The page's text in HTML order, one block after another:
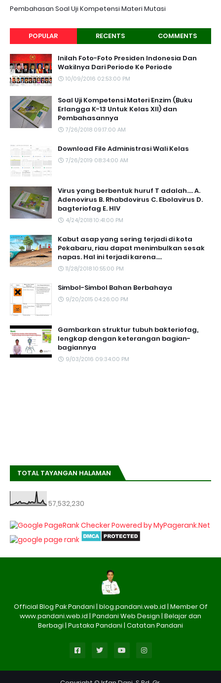
Pembahasan Soal Uji Kompetensi Materi Mutasi
POPULAR RECENTS COMMENTS
Inilah Foto-Foto Presiden Indonesia Dan
Wakilnya Dari Periode Ke Periode
10/09/2016 02:53:00 PM
Soal Uji Kompetensi Materi Enzim (Buku
Erlangga K-13 Untuk Kelas XII) dan
Pembahasannya
7/26/2018 09:17:00 AM
Download File Administrasi Wali Kelas
7/26/2019 08:34:00 AM
Virus yang berbentuk huruf T adalah.... A.
Adenovirus B. Rhabdovirus C. Ebolavirus D.
bagteriofag E. HIV
4/24/2018 10:41:00 PM
Kabut asap yang sering terjadi di kota
Pekabaru, riau dapat menimbulkan sesak
napas. Hal ini terjadi karena....
11/28/2018 10:55:00 PM
Simbol-Simbol Bahan Berbahaya
9/20/2015 04:26:00 PM
Gambarkan struktur tubuh bakteriofag,
lengkap dengan keterangan bagian-
bagiannya
9/03/2016 09:34:00 PM
TOTAL TAYANGAN HALAMAN
57,532,230
Official Blog Pak Pandani | blog.pandani.web.id | Member Of
www.pandani.web.id | Pandani Web Design | Belajar dan
Berbagi | Pustaka Pandani | Catatan Pandani